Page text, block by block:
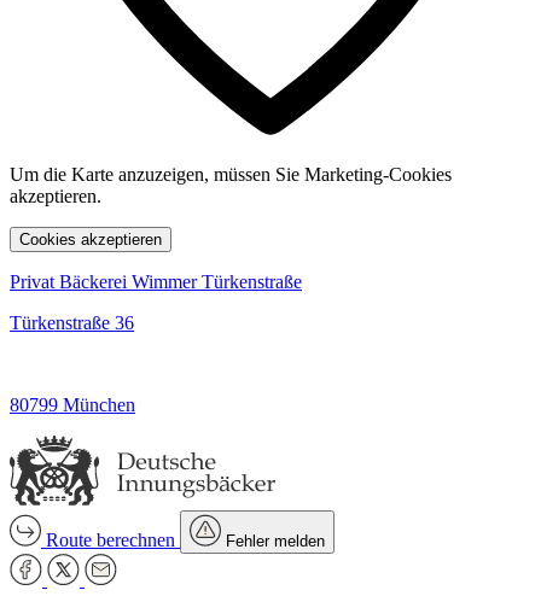
Um die Karte anzuzeigen, müssen Sie Marketing-Cookies
akzeptieren.
Cookies akzeptieren
Privat Bäckerei Wimmer Türkenstraße
Türkenstraße 36
80799 München
Route berechnen Fehler melden